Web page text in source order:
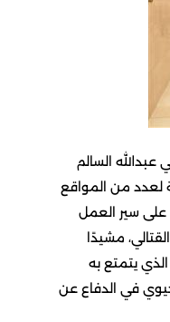
عبدالله السالم
لعدد من المواقع
على سير العمل
مشيدًا
الذي يتمتع به
في الدفاع عن